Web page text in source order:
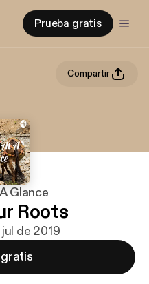
Prueba gratis
Compartir
Glance
Roots
de 2019